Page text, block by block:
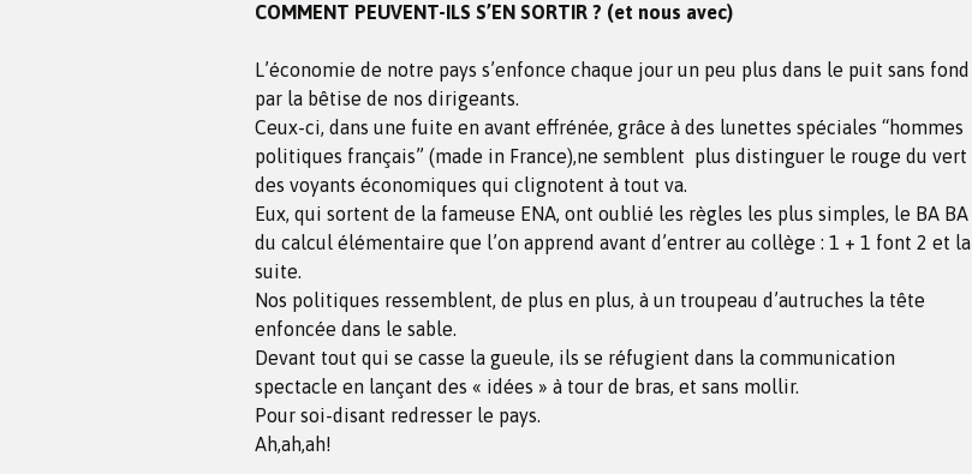
COMMENT PEUVENT-ILS S’EN SORTIR ? (et nous avec)
L’économie de notre pays s’enfonce chaque jour un peu plus dans le puit sans fond
par la bêtise de nos dirigeants.
Ceux-ci, dans une fuite en avant effrénée, grâce à des lunettes spéciales “hommes
politiques français” (made in France),ne semblent plus distinguer le rouge du vert
des voyants économiques qui clignotent à tout va.
Eux, qui sortent de la fameuse ENA, ont oublié les règles les plus simples, le BA BA
du calcul élémentaire que l’on apprend avant d’entrer au collège : 1 + 1 font 2 et la
suite.
Nos politiques ressemblent, de plus en plus, à un troupeau d’autruches la tête
enfoncée dans le sable.
Devant tout qui se casse la gueule, ils se réfugient dans la communication
spectacle en lançant des « idées » à tour de bras, et sans mollir.
Pour soi-disant redresser le pays.
Ah,ah,ah!